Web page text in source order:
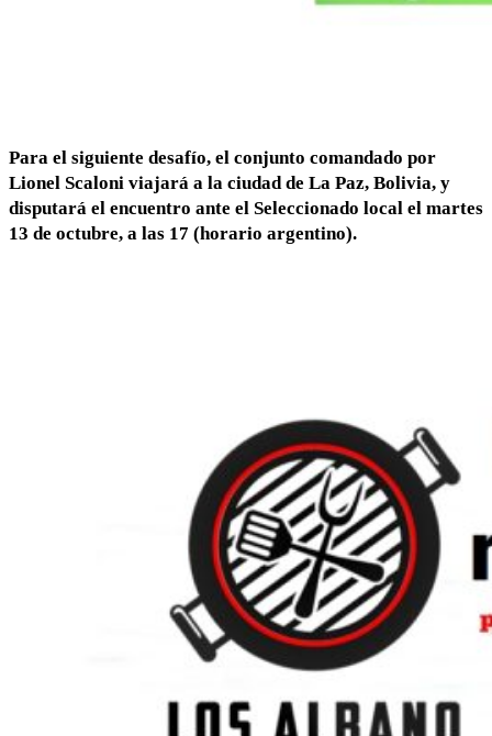
Para el siguiente desafío, el conjunto comandado por
Lionel Scaloni viajará a la ciudad de La Paz, Bolivia, y
disputará el encuentro ante el Seleccionado local el martes
13 de octubre, a las 17 (horario argentino).